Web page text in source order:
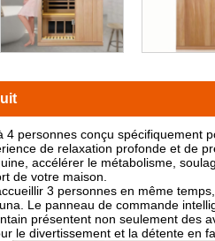
4 personnes conçu spécifiquement
de relaxation profonde et de
accélérer le métabolisme,
de votre maison.
3 personnes en même
Le panneau de commande
présentent non seulement des
le divertissement et la détente en